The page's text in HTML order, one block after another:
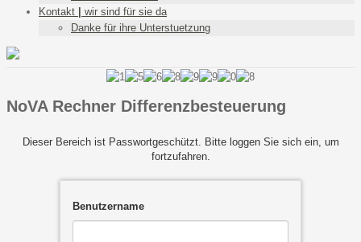
Kontakt
wir sind für sie da
Danke für ihre Unterstuetzung
NoVA Rechner Differenzbesteuerung